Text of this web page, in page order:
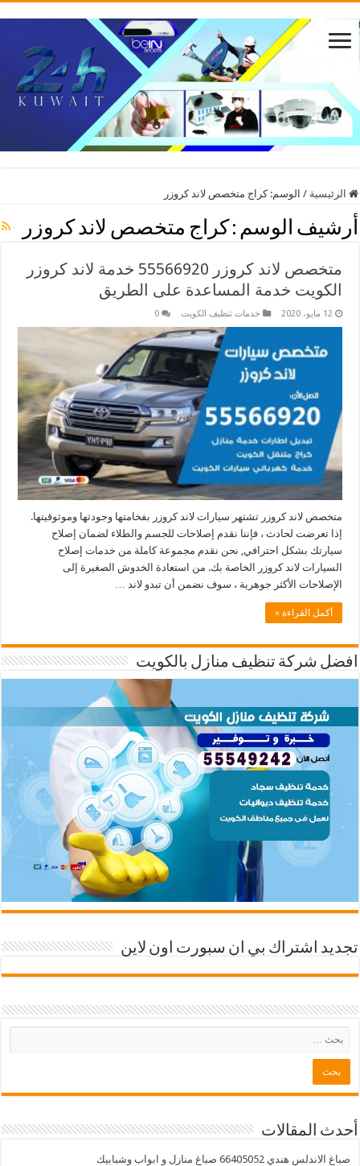
الرئيسية / الوسم:كراج متخصص لاند كروزر
أرشيف الوسم : كراج متخصص لاند كروزر
متخصص لاند كروزر 55566920 خدمة لاند كروزر
الكويت خدمة المساعدة على الطريق
12 مايو، 2020 خدمات تنظيف الكويت 0
متخصص لاند كروزر تشتهر سيارات لاند كروزر بفخامتها وجودتها وموثوقيتها.
إذا تعرضت لحادث ، فإننا نقدم إصلاحات للجسم والطلاء لضمان إصلاح
سيارتك بشكل احترافي, نحن نقدم مجموعة كاملة من خدمات إصلاح
السيارات لاند كروزر الخاصة بك. من استعادة الخدوش الصغيرة إلى
الإصلاحات الأكثر جوهرية ، سوف نضمن أن تبدو لاند …
أكمل القراءة »
افضل شركة تنظيف منازل بالكويت
تجديد اشتراك بي ان سبورت اون لاين
أحدث المقالات
صباغ الاندلس هندي 66405052 صباغ منازل و ابواب وشبابيك